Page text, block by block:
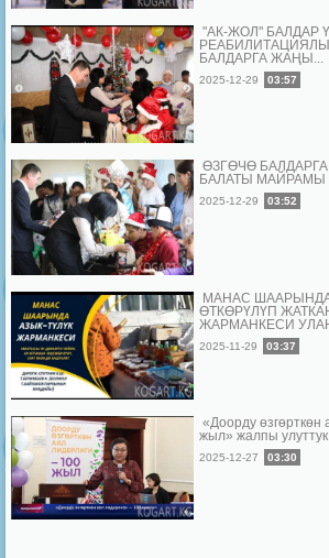
"АК-ЖОЛ" БАЛДАР
БАЛДАРГА ЖАҢЫ...
2025-12-29 03:57
ӨЗГӨЧӨ
БАЛАТЫ МАЙРАМЫ
2025-12-29 03:52
МАНАС
ӨТКӨРҮЛҮП
ЖАРМАНКЕСИ
2025-11-29 03:37
«Доорду
жыл» жалпы
2025-12-27 03:30